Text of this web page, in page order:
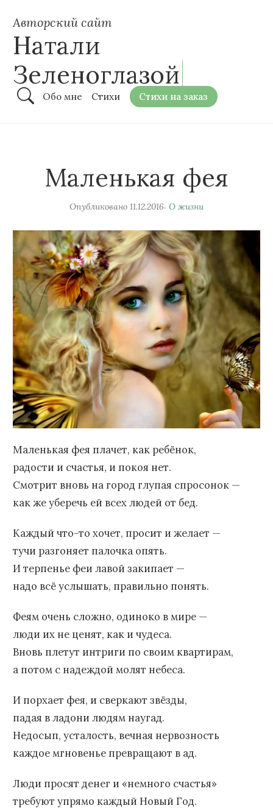
Авторский сайт
Натали
Зеленоглазой
Обо мне Стихи Стихи на заказ
Маленькая фея
Опубликовано 11.12.2016 О жизни
Маленькая фея плачет, как ребёнок,
радости и счастья, и покоя нет.
Смотрит вновь на город глупая спросонок —
как же уберечь ей всех людей от бед.
Каждый что-то хочет, просит и желает —
тучи разгоняет палочка опять.
И терпенье феи лавой закипает —
надо всё услышать, правильно понять.
Феям очень сложно, одиноко в мире —
люди их не ценят, как и чудеса.
Вновь плетут интриги по своим квартирам,
а потом с надеждой молят небеса.
И порхает фея, и сверкают звёзды,
падая в ладони людям наугад.
Недосып, усталость, вечная нервозность
каждое мгновенье превращают в ад.
Люди просят денег и «немного счастья»
требуют упрямо каждый Новый Год.